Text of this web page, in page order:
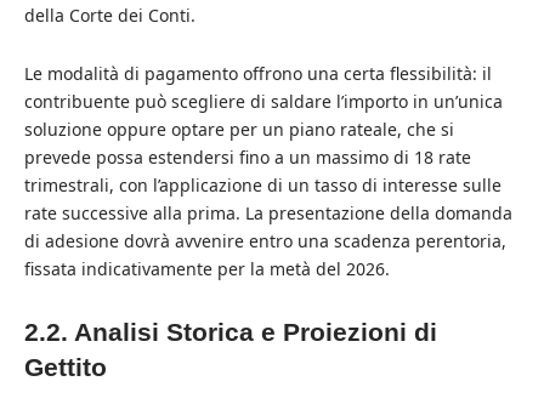
della Corte dei Conti.
Le modalità di pagamento offrono una certa flessibilità: il
contribuente può scegliere di saldare l’importo in un’unica
soluzione oppure optare per un piano rateale, che si
prevede possa estendersi fino a un massimo di 18 rate
trimestrali, con l’applicazione di un tasso di interesse sulle
rate successive alla prima. La presentazione della domanda
di adesione dovrà avvenire entro una scadenza perentoria,
fissata indicativamente per la metà del 2026.
2.2. Analisi Storica e Proiezioni di
Gettito